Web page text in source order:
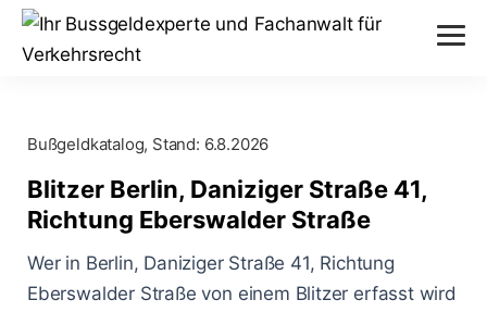
Abstand nicht eingehalten
Geschwindigkeitsüberschreitung
Anhörung im Bußgeldverfahren
Bußgeldbescheid
Paragraphen
§ 24 StVG
Messverfahren
Bußgeldkatalog, Stand: 6.8.2026
Blitzer Berlin, Daniziger Straße 41,
Richtung Eberswalder Straße
Wer in Berlin, Daniziger Straße 41, Richtung
Eberswalder Straße von einem Blitzer erfasst wird